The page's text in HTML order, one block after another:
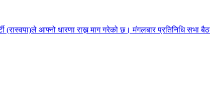
(रास्वपा)ले आफ्नो धारणा राख्न माग गरेको छ। मंगलबार प्रतिनिधि